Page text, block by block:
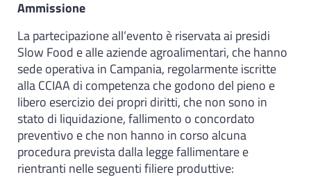
Ammissione
La partecipazione all’evento è riservata ai presidi
Slow Food e alle aziende agroalimentari, che hanno
sede operativa in Campania, regolarmente iscritte
alla CCIAA di competenza che godono del pieno e
libero esercizio dei propri diritti, che non sono in
stato di liquidazione, fallimento o concordato
preventivo e che non hanno in corso alcuna
procedura prevista dalla legge fallimentare e
rientranti nelle seguenti filiere produttive: